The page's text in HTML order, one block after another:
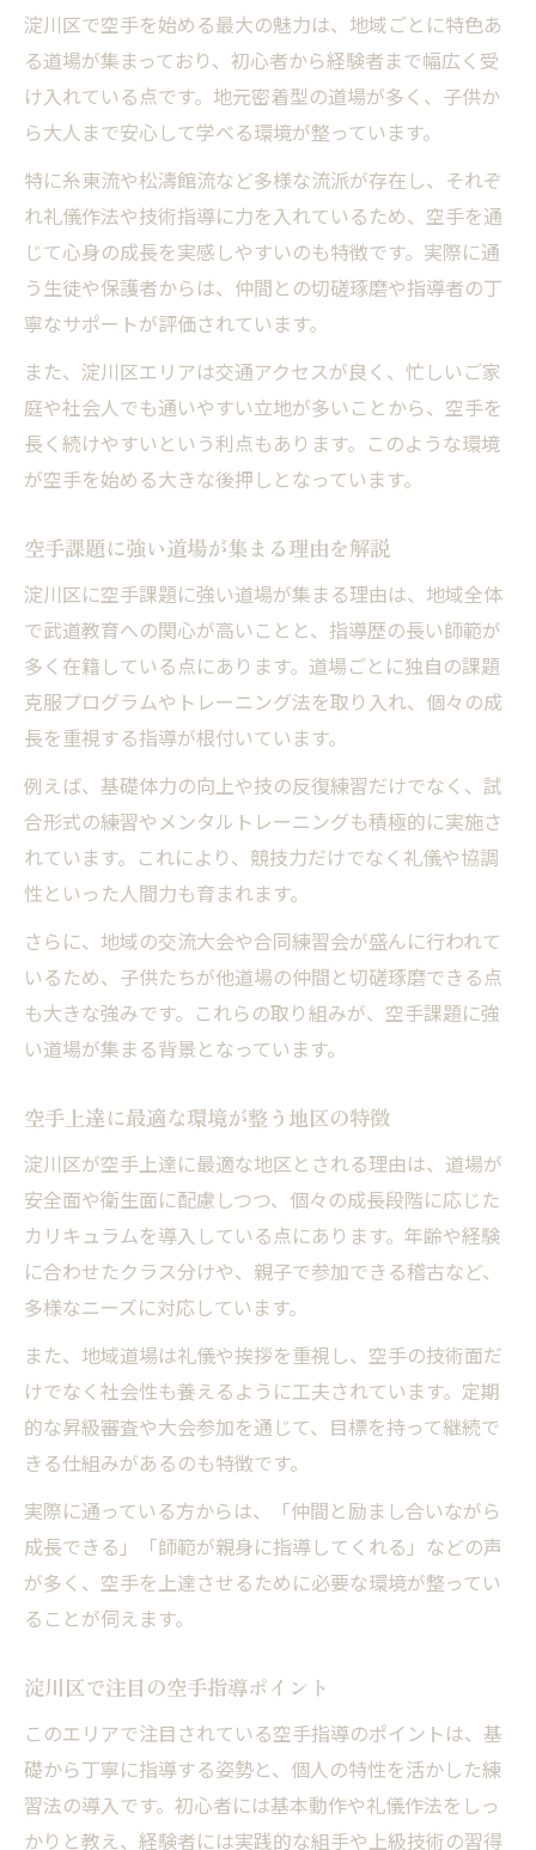
淀川区で空手を始める最大の魅力は、地域ごとに特色あ
る道場が集まっており、初心者から経験者まで幅広く受
け入れている点です。地元密着型の道場が多く、子供か
ら大人まで安心して学べる環境が整っています。
特に糸東流や松濤館流など多様な流派が存在し、それぞ
れ礼儀作法や技術指導に力を入れているため、空手を通
じて心身の成長を実感しやすいのも特徴です。実際に通
う生徒や保護者からは、仲間との切磋琢磨や指導者の丁
寧なサポートが評価されています。
また、淀川区エリアは交通アクセスが良く、忙しいご家
庭や社会人でも通いやすい立地が多いことから、空手を
長く続けやすいという利点もあります。このような環境
が空手を始める大きな後押しとなっています。
空手課題に強い道場が集まる理由を解説
淀川区に空手課題に強い道場が集まる理由は、地域全体
で武道教育への関心が高いことと、指導歴の長い師範が
多く在籍している点にあります。道場ごとに独自の課題
克服プログラムやトレーニング法を取り入れ、個々の成
長を重視する指導が根付いています。
例えば、基礎体力の向上や技の反復練習だけでなく、試
合形式の練習やメンタルトレーニングも積極的に実施さ
れています。これにより、競技力だけでなく礼儀や協調
性といった人間力も育まれます。
さらに、地域の交流大会や合同練習会が盛んに行われて
いるため、子供たちが他道場の仲間と切磋琢磨できる点
も大きな強みです。これらの取り組みが、空手課題に強
い道場が集まる背景となっています。
空手上達に最適な環境が整う地区の特徴
淀川区が空手上達に最適な地区とされる理由は、道場が
安全面や衛生面に配慮しつつ、個々の成長段階に応じた
カリキュラムを導入している点にあります。年齢や経験
に合わせたクラス分けや、親子で参加できる稽古など、
多様なニーズに対応しています。
また、地域道場は礼儀や挨拶を重視し、空手の技術面だ
けでなく社会性も養えるように工夫されています。定期
的な昇級審査や大会参加を通じて、目標を持って継続で
きる仕組みがあるのも特徴です。
実際に通っている方からは、「仲間と励まし合いながら
成長できる」「師範が親身に指導してくれる」などの声
が多く、空手を上達させるために必要な環境が整ってい
ることが伺えます。
淀川区で注目の空手指導ポイント
このエリアで注目されている空手指導のポイントは、基
礎から丁寧に指導する姿勢と、個人の特性を活かした練
習法の導入です。初心者には基本動作や礼儀作法をしっ
かりと教え、経験者には実践的な組手や上級技術の習得